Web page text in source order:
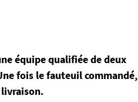
équipe qualifiée de deux
fois le fauteuil commandé,